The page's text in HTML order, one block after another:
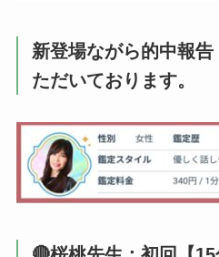
新登場ながら的中報
ただいております。